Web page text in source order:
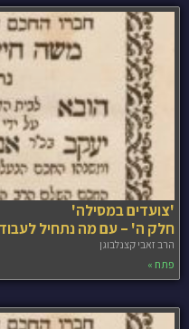
'צועדים במסילה'
חלק ה' – עם מה נתחיל
הרב זאבי קצנלבוגן
פתח »